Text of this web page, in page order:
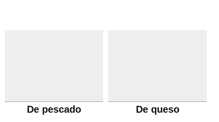
De pescado De queso